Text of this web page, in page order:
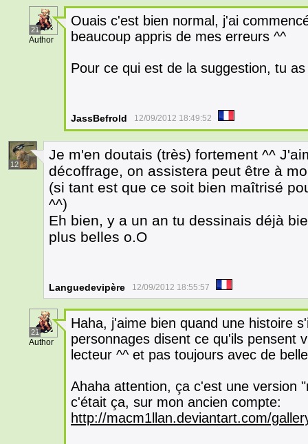
21
Author
Ouais c'est bien normal, j'ai
beaucoup appris de mes erreurs ^^
Pour ce qui est de la suggestion, tu
JassBefrold 12/09/2012 18:49:52
12
Je m'en doutais (très) fortement ^^
décoffrage, on assistera peut être à
(si tant est que ce soit bien maîtrisé
^^)
Eh bien, y a un an tu dessinais déjà
plus belles o.O
Languedevipère 12/09/2012 18:55:57
21
Author
Haha, j'aime bien quand une histoire
personnages disent ce qu'ils pensent
lecteur ^^ et pas toujours avec de
Ahaha attention, ça c'est une version
c'était ça, sur mon ancien compte:
http://macm1llan.deviantart.com/